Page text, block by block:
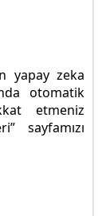
yapay zeka
otomatik
etmeniz
sayfamızı